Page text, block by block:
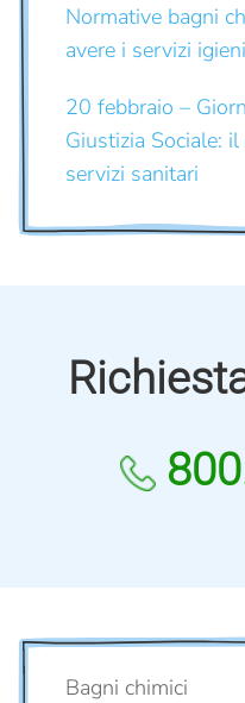
Normative bagni
avere i servizi
20 febbraio –
Giustizia Sociale:
servizi sanitari
Bagni chimici